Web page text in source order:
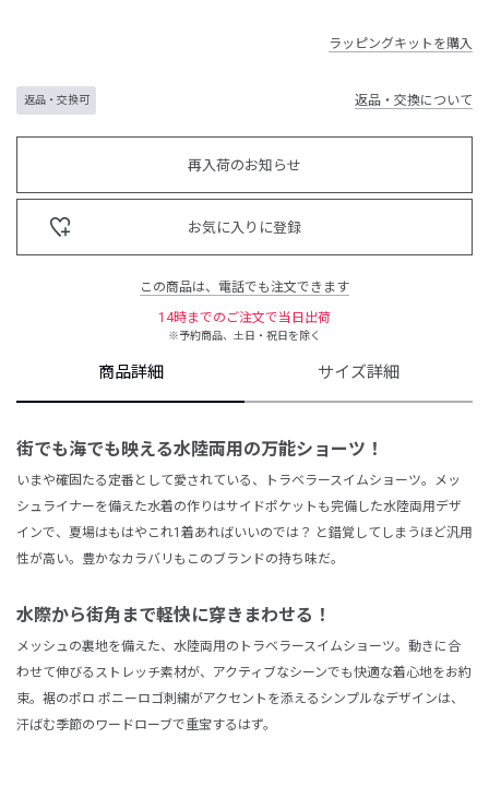
ラッピングキットを購入
返品・交換可 返品・交換について
再入荷のお知らせ
お気に入りに登録
この商品は、電話でも注文できます
14時までのご注文で当日出荷
※予約商品、土日・祝日を除く
商品詳細 サイズ詳細
街でも海でも映える水陸両用の万能ショーツ！
いまや確固たる定番として愛されている、トラベラースイムショーツ。メッ
シュライナーを備えた水着の作りはサイドポケットも完備した水陸両用デザ
インで、夏場はもはやこれ1着あればいいのでは？ と錯覚してしまうほど汎用
性が高い。豊かなカラバリもこのブランドの持ち味だ。
水際から街角まで軽快に穿きまわせる！
メッシュの裏地を備えた、水陸両用のトラベラースイムショーツ。動きに合
わせて伸びるストレッチ素材が、アクティブなシーンでも快適な着心地をお約
束。裾のポロ ポニーロゴ刺繍がアクセントを添えるシンプルなデザインは、
汗ばむ季節のワードローブで重宝するはず。